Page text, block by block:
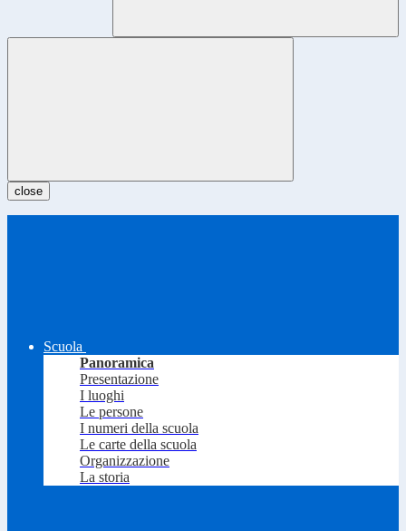
close
Scuola
Panoramica
Presentazione
I luoghi
Le persone
I numeri della scuola
Le carte della scuola
Organizzazione
La storia